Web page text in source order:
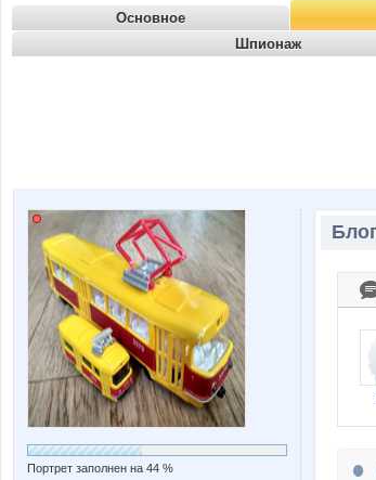
Основное
Шпионаж
Портрет заполнен на 44 %
Блог